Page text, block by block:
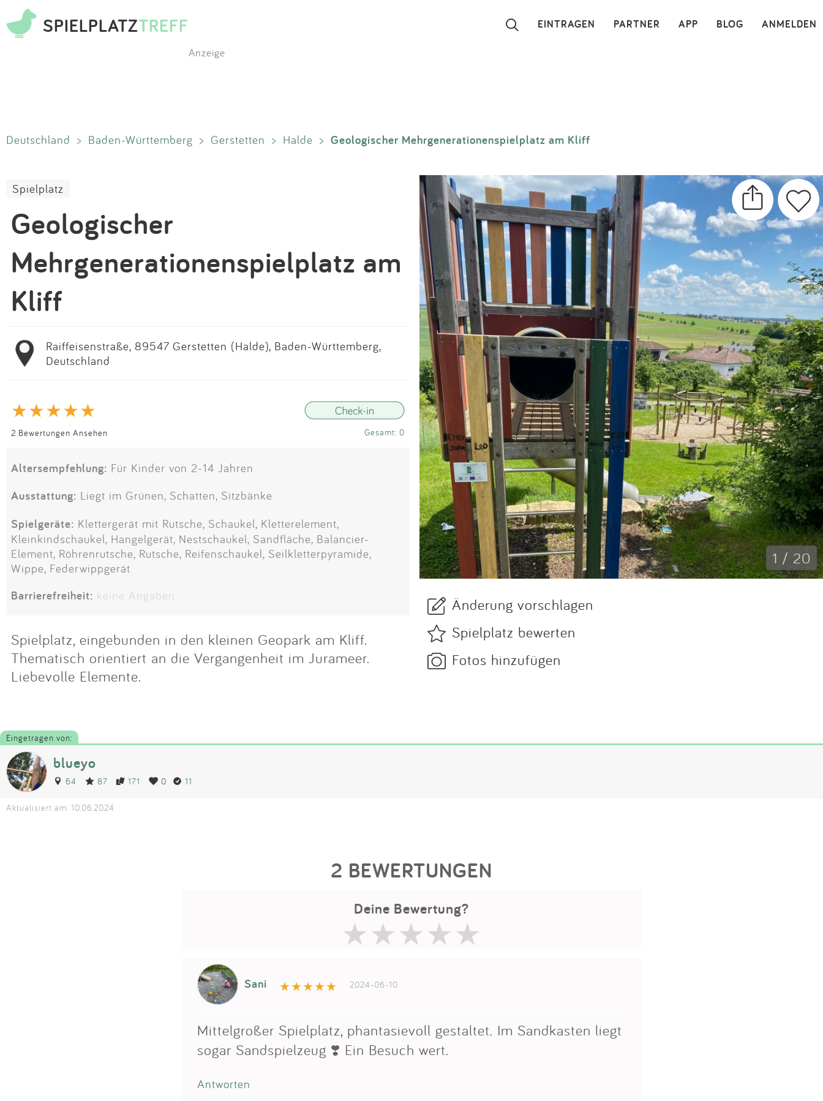
SPIELPLATZTREFF ANMELDEN
BLOG
APP
PARTNER
EINTRAGEN ×
App
Blog
Partner
Kontakt
Impressum
Anmelden
Anzeige
Deutschland > Baden-Württemberg > Gerstetten > Halde > Geologischer Mehrgenerationenspielplatz am Kliff
Spielplatz
Geologischer
Mehrgenerationenspielplatz am
Kliff
Raiffeisenstraße, 89547 Gerstetten (Halde), Baden-Württemberg,
Deutschland
2 Bewertungen Ansehen Gesamt: 0
Altersempfehlung: Für Kinder von 2-14 Jahren
Ausstattung: Liegt im Grünen, Schatten, Sitzbänke
Spielgeräte: Klettergerät mit Rutsche, Schaukel, Kletterelement,
Kleinkindschaukel, Hangelgerät, Nestschaukel, Sandfläche, Balancier-
Element, Röhrenrutsche, Rutsche, Reifenschaukel, Seilkletterpyramide,
Wippe, Federwippgerät
Barrierefreiheit: keine Angaben
Spielplatz, eingebunden in den kleinen Geopark am Kliff.
Thematisch orientiert an die Vergangenheit im Jurameer.
Liebevolle Elemente.
1 / 20
Änderung vorschlagen
Spielplatz bewerten
Fotos hinzufügen
Eingetragen von:
blueyo
64 87 171 0 11
Aktualisiert am: 10.06.2024
2 BEWERTUNGEN
Deine Bewertung?
Sani 2024-06-10
Mittelgroßer Spielplatz, phantasievoll gestaltet. Im Sandkasten liegt
sogar Sandspielzeug ❣️ Ein Besuch wert.
Antworten